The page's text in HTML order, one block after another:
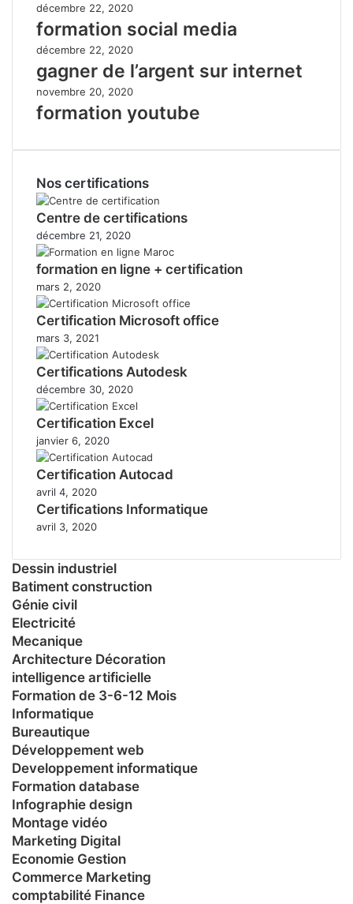
décembre 22, 2020
formation social media
décembre 22, 2020
gagner de l’argent sur internet
novembre 20, 2020
formation youtube
Nos certifications
Centre de certifications
décembre 21, 2020
formation en ligne + certification
mars 2, 2020
Certification Microsoft office
mars 3, 2021
Certifications Autodesk
décembre 30, 2020
Certification Excel
janvier 6, 2020
Certification Autocad
avril 4, 2020
Certifications Informatique
avril 3, 2020
Dessin industriel
Batiment construction
Génie civil
Electricité
Mecanique
Architecture Décoration
intelligence artificielle
Formation de 3-6-12 Mois
Informatique
Bureautique
Développement web
Developpement informatique
Formation database
Infographie design
Montage vidéo
Marketing Digital
Economie Gestion
Commerce Marketing
comptabilité Finance